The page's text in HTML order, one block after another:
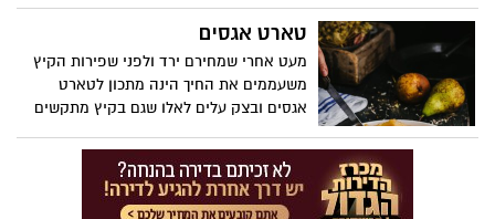
טארט אגסים
מעט אחרי שמחירם ירד ולפני שפירות הקיץ
משעממים את החיך הינה מתכון לטארט
אגסים ובצק עלים לאלו שגם בקיץ מתקשים